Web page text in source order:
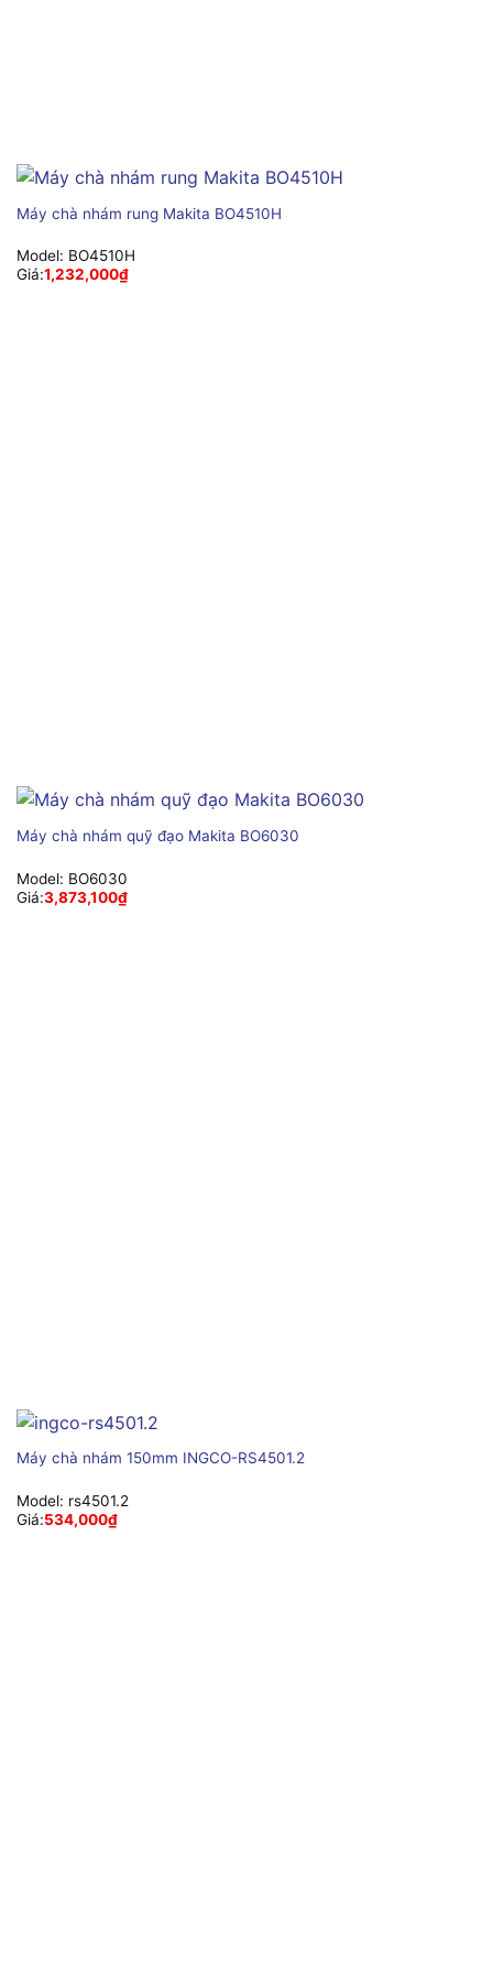
Máy chà nhám rung Makita BO4510H
Model: BO4510H
Giá:1,232,000₫
Máy chà nhám quỹ đạo Makita BO6030
Model: BO6030
Giá:3,873,100₫
Máy chà nhám 150mm INGCO-RS4501.2
Model: rs4501.2
Giá:534,000₫